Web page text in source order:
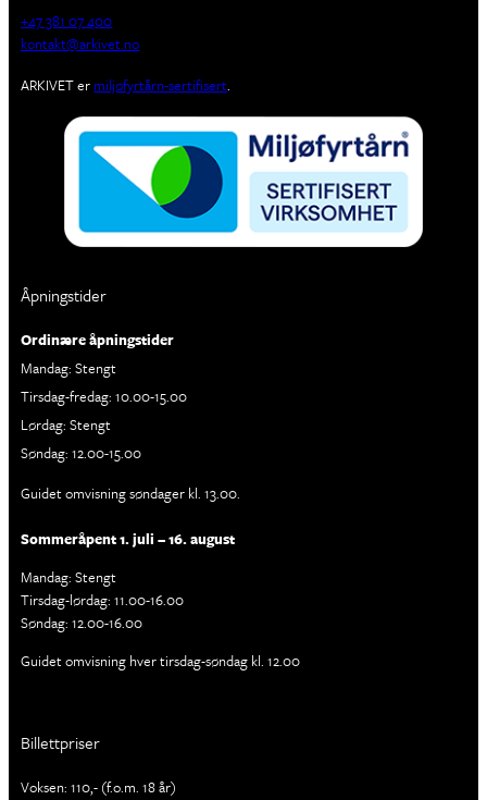
+47 381 07 400
kontakt@arkivet.no
ARKIVET er miljøfyrtårn-sertifisert.
Åpningstider
Ordinære åpningstider
Mandag: Stengt
Tirsdag-fredag: 10.00-15.00
Lørdag: Stengt
Søndag: 12.00-15.00
Guidet omvisning søndager kl. 13.00.
Sommeråpent 1. juli – 16. august
Mandag: Stengt
Tirsdag-lørdag: 11.00-16.00
Søndag: 12.00-16.00
Guidet omvisning hver tirsdag-søndag kl. 12.00
Billettpriser
Voksen: 110,- (f.o.m. 18 år)